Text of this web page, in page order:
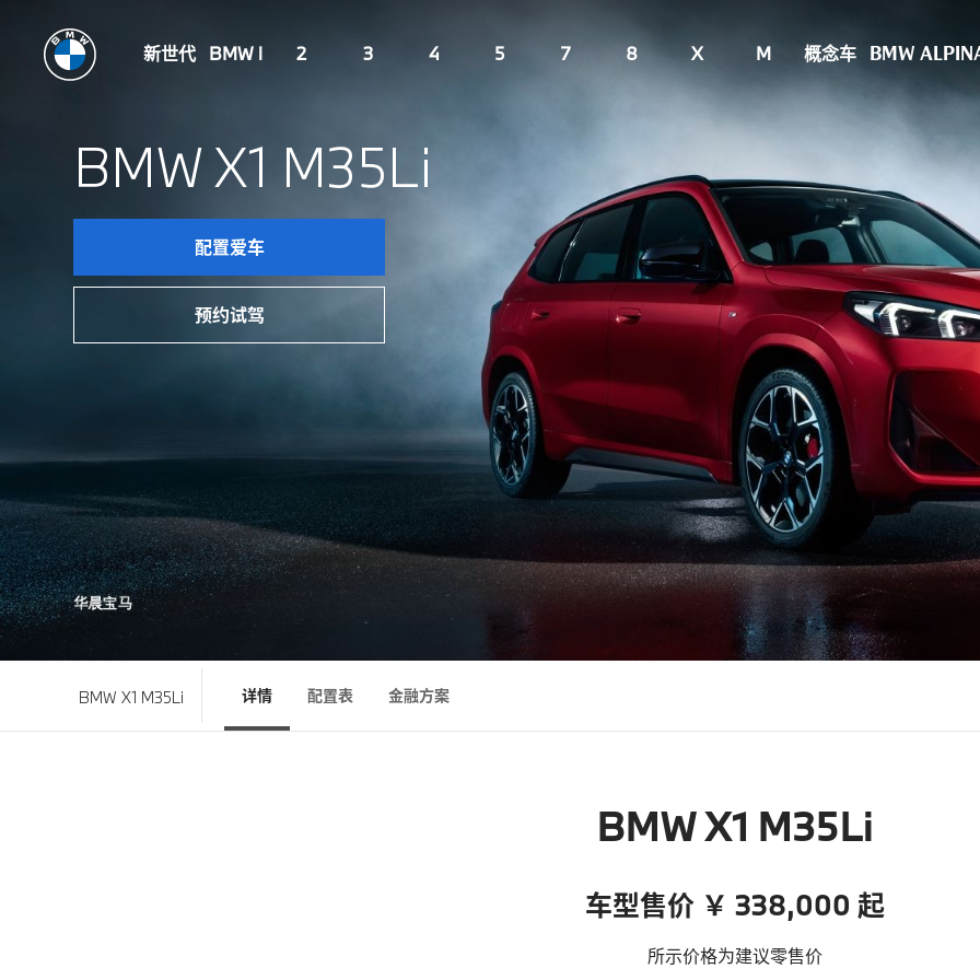
新世代 BMW i 2 3 4 5 7 8 X M 概念车 BMW
BMW X1 M35Li
配置爱车
预约试驾
BMW X1 M35Li 详情 配置表 金融方案
BMW X1 M35Li
车型售价 ￥ 338,000 起
所示价格为建议零售价